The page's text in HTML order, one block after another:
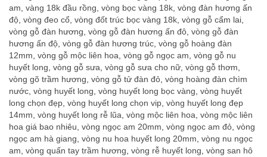
am, vàng 18k đầu rồng, vòng bọc vàng 18k, vòng đàn hương ấn
độ, vòng đeo cổ, vòng đốt trúc bọc vàng 18k, vòng gỗ cẩm lai,
vòng gỗ đàn hương, vòng gỗ đàn hương ấn đô, vòng gỗ đàn
hương ấn độ, vòng gỗ đàn hương trúc, vòng gỗ hoàng đàn
12mm, vòng gỗ mộc liên hoa, vòng gỗ ngọc am, vòng gỗ nu
huyết long, vòng gỗ sưa, vòng gỗ sưa cho nữ, vòng gỗ thơm,
vòng gõ trầm hương, vòng gỗ tử đàn đỏ, vòng hoàng đàn chìm
nước, vòng huyết long, vòng huyết long bọc vàng, vòng huyết
long chọn đẹp, vòng huyết long chọn vip, vòng huyết long đẹp
14mm, vòng huyết long rễ lũa, vòng mộc liên hoa, vòng mộc liên
hoa giá bao nhiêu, vòng ngọc am 20mm, vòng ngọc am đỏ, vòng
ngọc am hà giang, vòng nu hoa huyết long 20mm, vòng nu ngọc
am, vòng quấn tay trầm hương, vòng rễ huyết long, vòng san hô